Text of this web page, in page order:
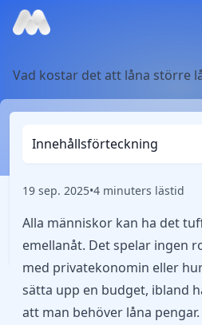
Vad kostar det att låna större
Innehållsförteckning
19 sep. 2025•4 minuters lästid
Alla människor kan ha det
emellanåt. Det spelar ingen
med privatekonomin eller
sätta upp en budget, ibland
att man behöver låna